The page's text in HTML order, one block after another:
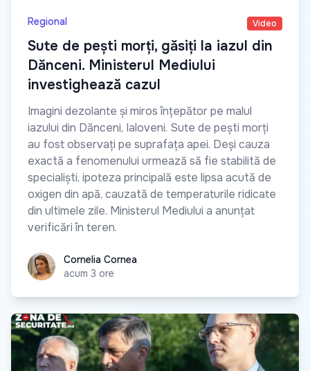
Regional Video
Sute de pești morți, găsiți la iazul din
Dănceni. Ministerul Mediului
investighează cazul
Imagini dezolante și miros înțepător pe malul
iazului din Dănceni, Ialoveni. Sute de pești morți
au fost observați pe suprafața apei. Deși cauza
exactă a fenomenului urmează să fie stabilită de
specialiști, ipoteza principală este lipsa acută de
oxigen din apă, cauzată de temperaturile ridicate
din ultimele zile. Ministerul Mediului a anunțat
verificări în teren.
Cornelia Cornea
Cornelia Cornea
acum 3 ore